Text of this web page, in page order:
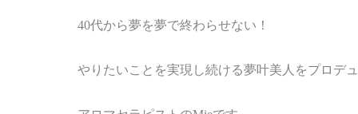
40代から夢を夢で終わらせない！
やりたいことを実現し続ける夢叶美人をプロデ